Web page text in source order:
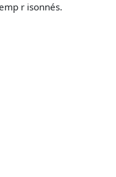
r isonnés.